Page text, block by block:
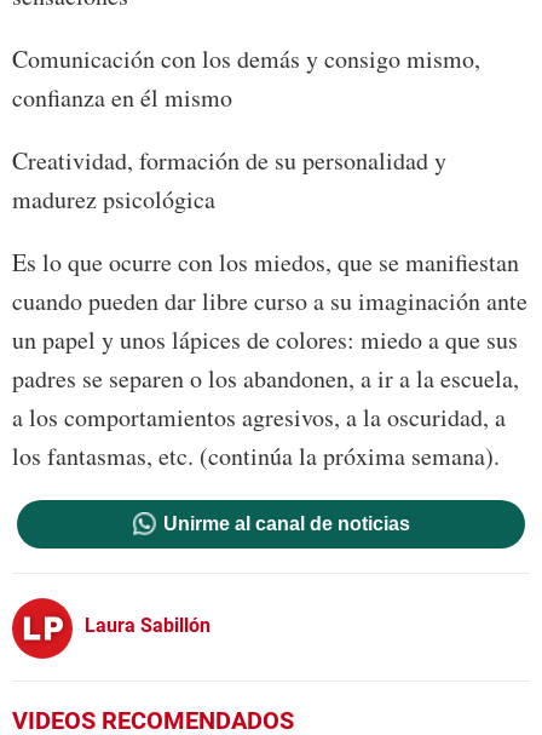
Comunicación con los demás y consigo mismo,
confianza en él mismo
Creatividad, formación de su personalidad y
madurez psicológica
Es lo que ocurre con los miedos, que se manifiestan
cuando pueden dar libre curso a su imaginación ante
un papel y unos lápices de colores: miedo a que sus
padres se separen o los abandonen, a ir a la escuela,
a los comportamientos agresivos, a la oscuridad, a
los fantasmas, etc. (continúa la próxima semana).
Unirme al canal de noticias
Laura Sabillón
VIDEOS RECOMENDADOS